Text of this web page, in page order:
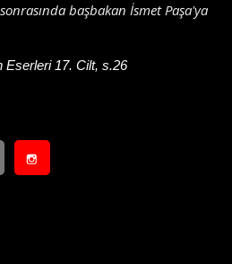
başbakan İsmet Paşa'ya
Eserleri 17. Cilt, s.26